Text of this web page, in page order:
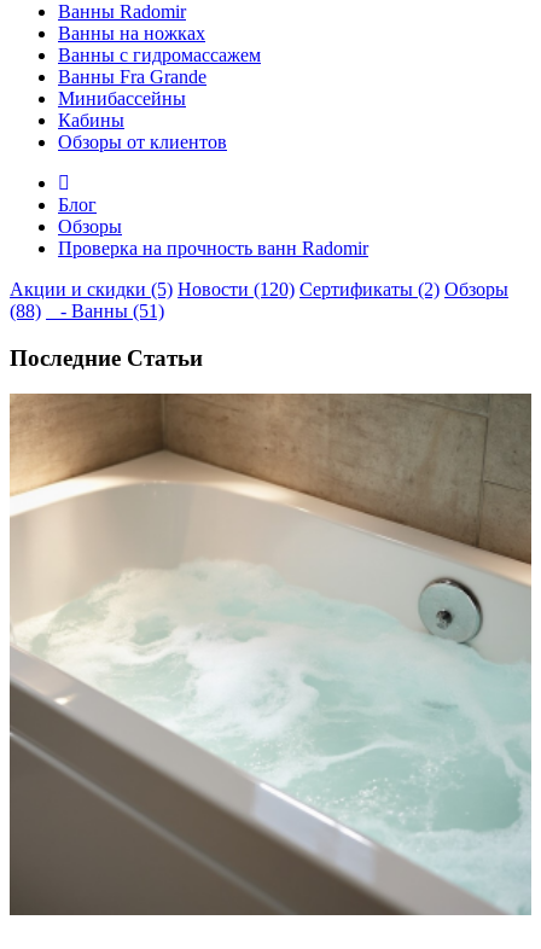
Ванны Radomir
Ванны на ножках
Ванны с гидромассажем
Ванны Fra Grande
Минибассейны
Кабины
Обзоры от клиентов
Блог
Обзоры
Проверка на прочность ванн Radomir
Акции и скидки (5) Новости (120) Сертификаты (2) Обзоры
(88)
- Ванны (51)
Последние Статьи